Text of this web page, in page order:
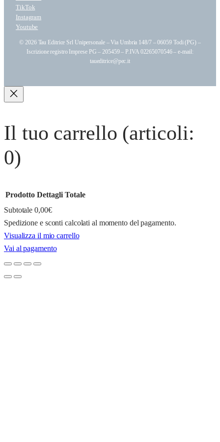
TikTok
Instagram
Youtube
© 2026 Tau Editrice Srl Unipersonale – Via Umbria 148/7 – 06059 Todi (PG) –
Iscrizione registro Imprese PG – 205459 – P.IVA 02265070546 – e-mail:
taueditrice@pec.it
Il tuo carrello (articoli:
0)
Prodotti
nel
carrello
Prodotto Dettagli Totale
Subtotale0,00€
Spedizione e sconti calcolati al momento del pagamento.
Visualizza il mio carrello
Vai al pagamento